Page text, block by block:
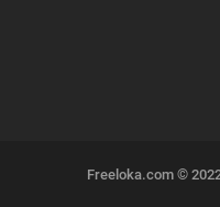
Freeloka.com ©